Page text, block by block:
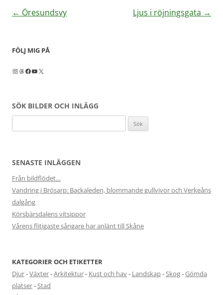
Inläggsnavigering
← Öresundsvy Ljus i röjningsgata →
FÖLJ MIG PÅ
Instagram
Threads
Facebook
YouTube
X
SÖK BILDER OCH INLÄGG
efter:
SENASTE INLÄGGEN
Från bildflödet…
Vandring i Brösarp: Backaleden, blommande gullvivor och Verkeåns
dalgång
Körsbärsdalens vitsippor
Vårens flitigaste sångare har anlänt till Skåne
KATEGORIER OCH ETIKETTER
Djur-Växter-Arkitektur- Kust och hav- Landskap-Skog-Gömda
platser-Stad